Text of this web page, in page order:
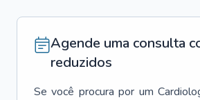
Agende uma consulta
reduzidos
Se você procura por um